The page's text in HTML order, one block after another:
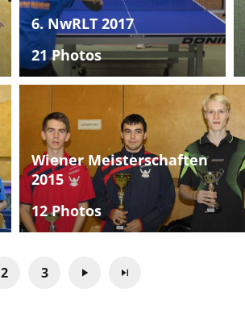
6. NwRLT 2017
21 Photos
Wiener Meisterschaften
2015
12 Photos
2 3